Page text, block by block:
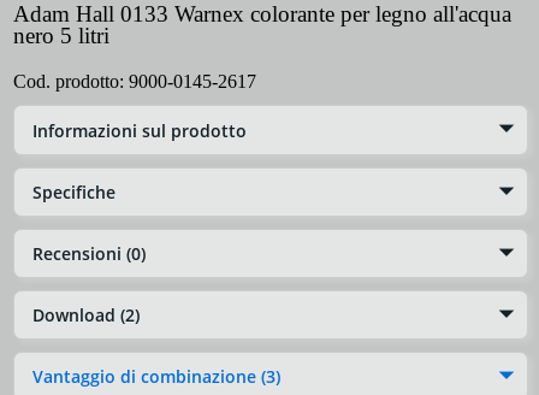
Adam Hall 0133 Warnex colorante per legno all'acqua
nero 5 litri
Cod. prodotto: 9000-0145-2617
Informazioni sul prodotto
Specifiche
Recensioni (0)
Download (2)
Vantaggio di combinazione (3)